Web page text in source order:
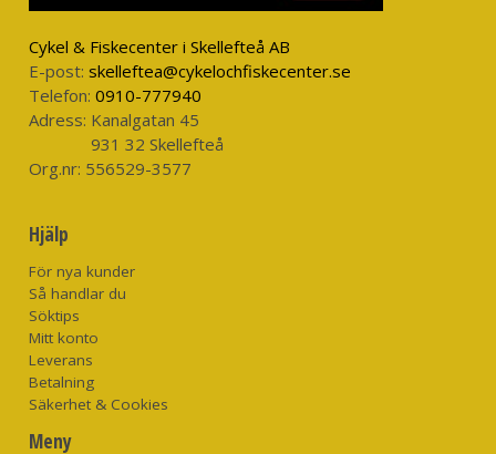
Cykel & Fiskecenter i Skellefteå AB
E-post: skelleftea@cykelochfiskecenter.se
Telefon: 0910-777940
Adress: Kanalgatan 45
931 32 Skellefteå
Org.nr: 556529-3577
Hjälp
För nya kunder
Så handlar du
Söktips
Mitt konto
Leverans
Betalning
Säkerhet & Cookies
Meny